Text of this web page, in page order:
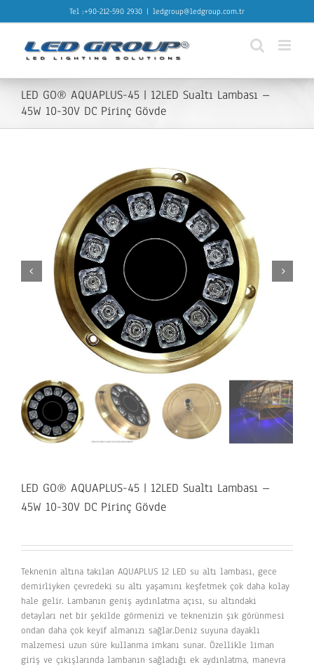
to
Tel :+90-212-590 2930 | ledgroup@ledgroup.com.tr
LED GO® AQUAPLUS-45 | 12LED Sualtı Lambası –
45W 10-30V DC Pirinç Gövde
LED GO® AQUAPLUS-45 | 12LED Sualtı Lambası –
45W 10-30V DC Pirinç Gövde
Teknenin altına takılan AQUAPLUS 12 LED su altı lambası, gece
demirliyken çevredeki su altı yaşamını keşfetmek çok daha kolay
hale gelir. Lambanın geniş aydınlatma açısı, su altındaki
detayları net bir şekilde görmenizi ve teknenizin şık görünmesi
ondan daha çok keyif almanızı sağlar.Deniz suyuna dayaklı
malzemesi uzun süre kullanma imkanı sunar. Özellikle liman
giriş ve çıkışlarında lambanın sağladığı ek aydınlatma, manevra